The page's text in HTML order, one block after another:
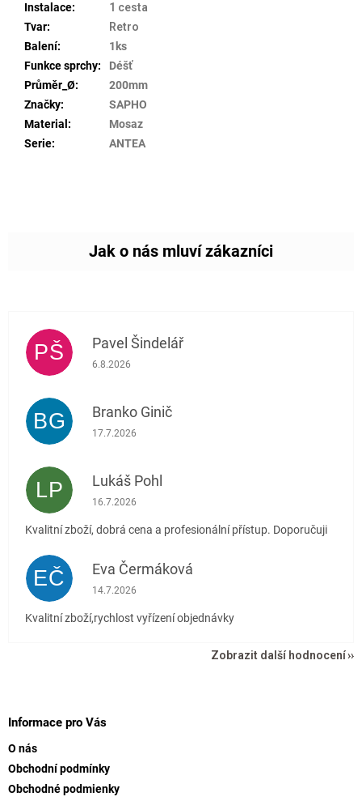
Instalace:
1 cesta
Tvar:
Retro
Balení:
1ks
Funkce sprchy:
Déšť
Průměr_Ø:
200mm
Značky:
SAPHO
Material :
Mosaz
Serie: ANTEA
PŠ Pavel Šindelář
Hodnocení obchodu je 5 z 5 hvězdiček.
6.8.2026
BG Branko Ginič
Hodnocení obchodu je 5 z 5 hvězdiček.
17.7.2026
LP Lukáš Pohl
Hodnocení obchodu je 5 z 5 hvězdiček.
16.7.2026
Kvalitní zboží, dobrá cena a profesionální přístup. Doporučuji
EČ Eva Čermáková
Hodnocení obchodu je 5 z 5 hvězdiček.
14.7.2026
Kvalitní zboží,rychlost vyřízení objednávky
Zobrazit další hodnocení
Informace pro Vás
O nás
Obchodní podmínky
Obchodné podmienky